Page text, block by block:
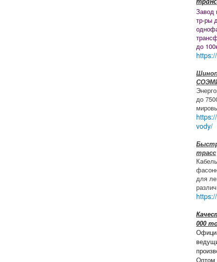
Завод
тр-ры
до
до
vody/
трасс
для
000
Оптом